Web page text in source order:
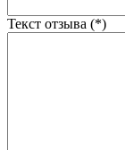
Текст отзыва (*)